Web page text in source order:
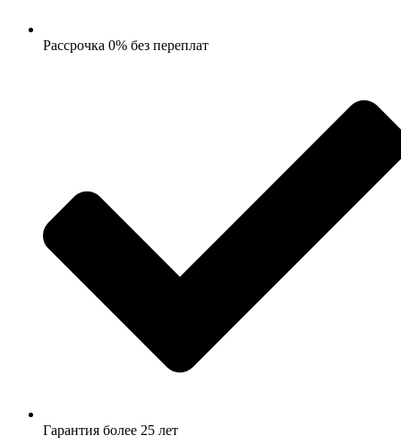
Рассрочка 0% без переплат
Гарантия более 25 лет